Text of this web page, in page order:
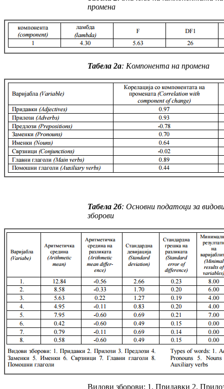
промена
Табела 2a: Kомпонента на промена
Taбeла2б: Основни податоци за
зборови
Видови зборови: 1. Придавки 2.